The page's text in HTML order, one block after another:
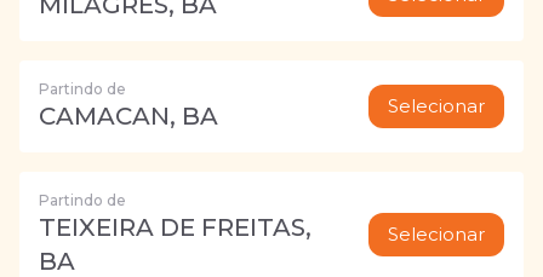
Partindo de
CAMACAN, BA Selecionar
Partindo de
TEIXEIRA DE FREITAS,
BA
Selecionar